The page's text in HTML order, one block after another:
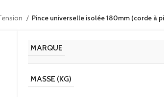
Pince universelle isolée 180mm (corde à
MARQUE
MASSE (KG)